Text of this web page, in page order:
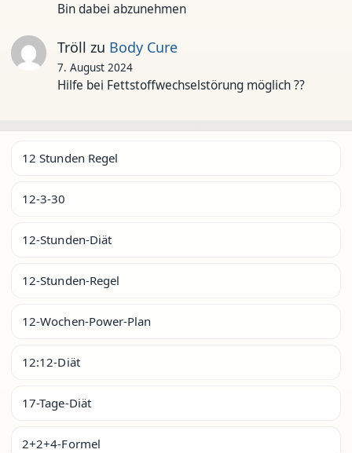
Bin dabei abzunehmen
Tröll zu Body Cure
7. August 2024
Hilfe bei Fettstoffwechselstörung möglich ??
12 Stunden Regel
12-3-30
12-Stunden-Diät
12-Stunden-Regel
12-Wochen-Power-Plan
12:12-Diät
17-Tage-Diät
2+2+4-Formel